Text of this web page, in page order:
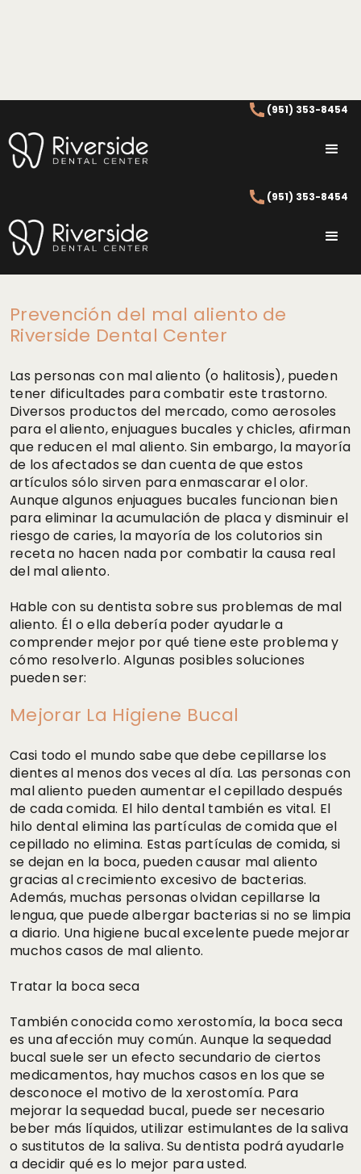
(951) 353-8454
(951) 353-8454
Cómo Acabar Con El Mal
Remedios Para El Mal Aliento
Prevención del mal aliento de
Riverside Dental Center
Las personas con mal aliento (o halitosis), pueden
tener dificultades para combatir este trastorno.
Diversos productos del mercado, como aerosoles
para el aliento, enjuagues bucales y chicles, afirman
que reducen el mal aliento. Sin embargo, la mayoría
de los afectados se dan cuenta de que estos
artículos sólo sirven para enmascarar el olor.
Aunque algunos enjuagues bucales funcionan bien
para eliminar la acumulación de placa y disminuir el
riesgo de caries, la mayoría de los colutorios sin
receta no hacen nada por combatir la causa real
del mal aliento.
Hable con su dentista sobre sus problemas de mal
aliento. Él o ella debería poder ayudarle a
comprender mejor por qué tiene este problema y
cómo resolverlo. Algunas posibles soluciones
pueden ser:
Mejorar La Higiene Bucal
Casi todo el mundo sabe que debe cepillarse los
dientes al menos dos veces al día. Las personas con
mal aliento pueden aumentar el cepillado después
de cada comida. El hilo dental también es vital. El
hilo dental elimina las partículas de comida que el
cepillado no elimina. Estas partículas de comida, si
se dejan en la boca, pueden causar mal aliento
gracias al crecimiento excesivo de bacterias.
Además, muchas personas olvidan cepillarse la
lengua, que puede albergar bacterias si no se limpia
a diario. Una higiene bucal excelente puede mejorar
muchos casos de mal aliento.
Tratar la boca seca
También conocida como xerostomía, la boca seca
es una afección muy común. Aunque la sequedad
bucal suele ser un efecto secundario de ciertos
medicamentos, hay muchos casos en los que se
desconoce el motivo de la xerostomía. Para
mejorar la sequedad bucal, puede ser necesario
beber más líquidos, utilizar estimulantes de la saliva
o sustitutos de la saliva. Su dentista podrá ayudarle
a decidir qué es lo mejor para usted.